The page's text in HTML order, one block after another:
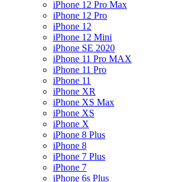
iPhone 12 Pro Max
iPhone 12 Pro
iPhone 12
iPhone 12 Mini
iPhone SE 2020
iPhone 11 Pro MAX
iPhone 11 Pro
iPhone 11
iPhone XR
iPhone XS Max
iPhone XS
iPhone X
iPhone 8 Plus
iPhone 8
iPhone 7 Plus
iPhone 7
iPhone 6s Plus